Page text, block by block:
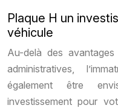
Plaque H un
véhicule
Au-delà des
administratives,
également être
investissement pour